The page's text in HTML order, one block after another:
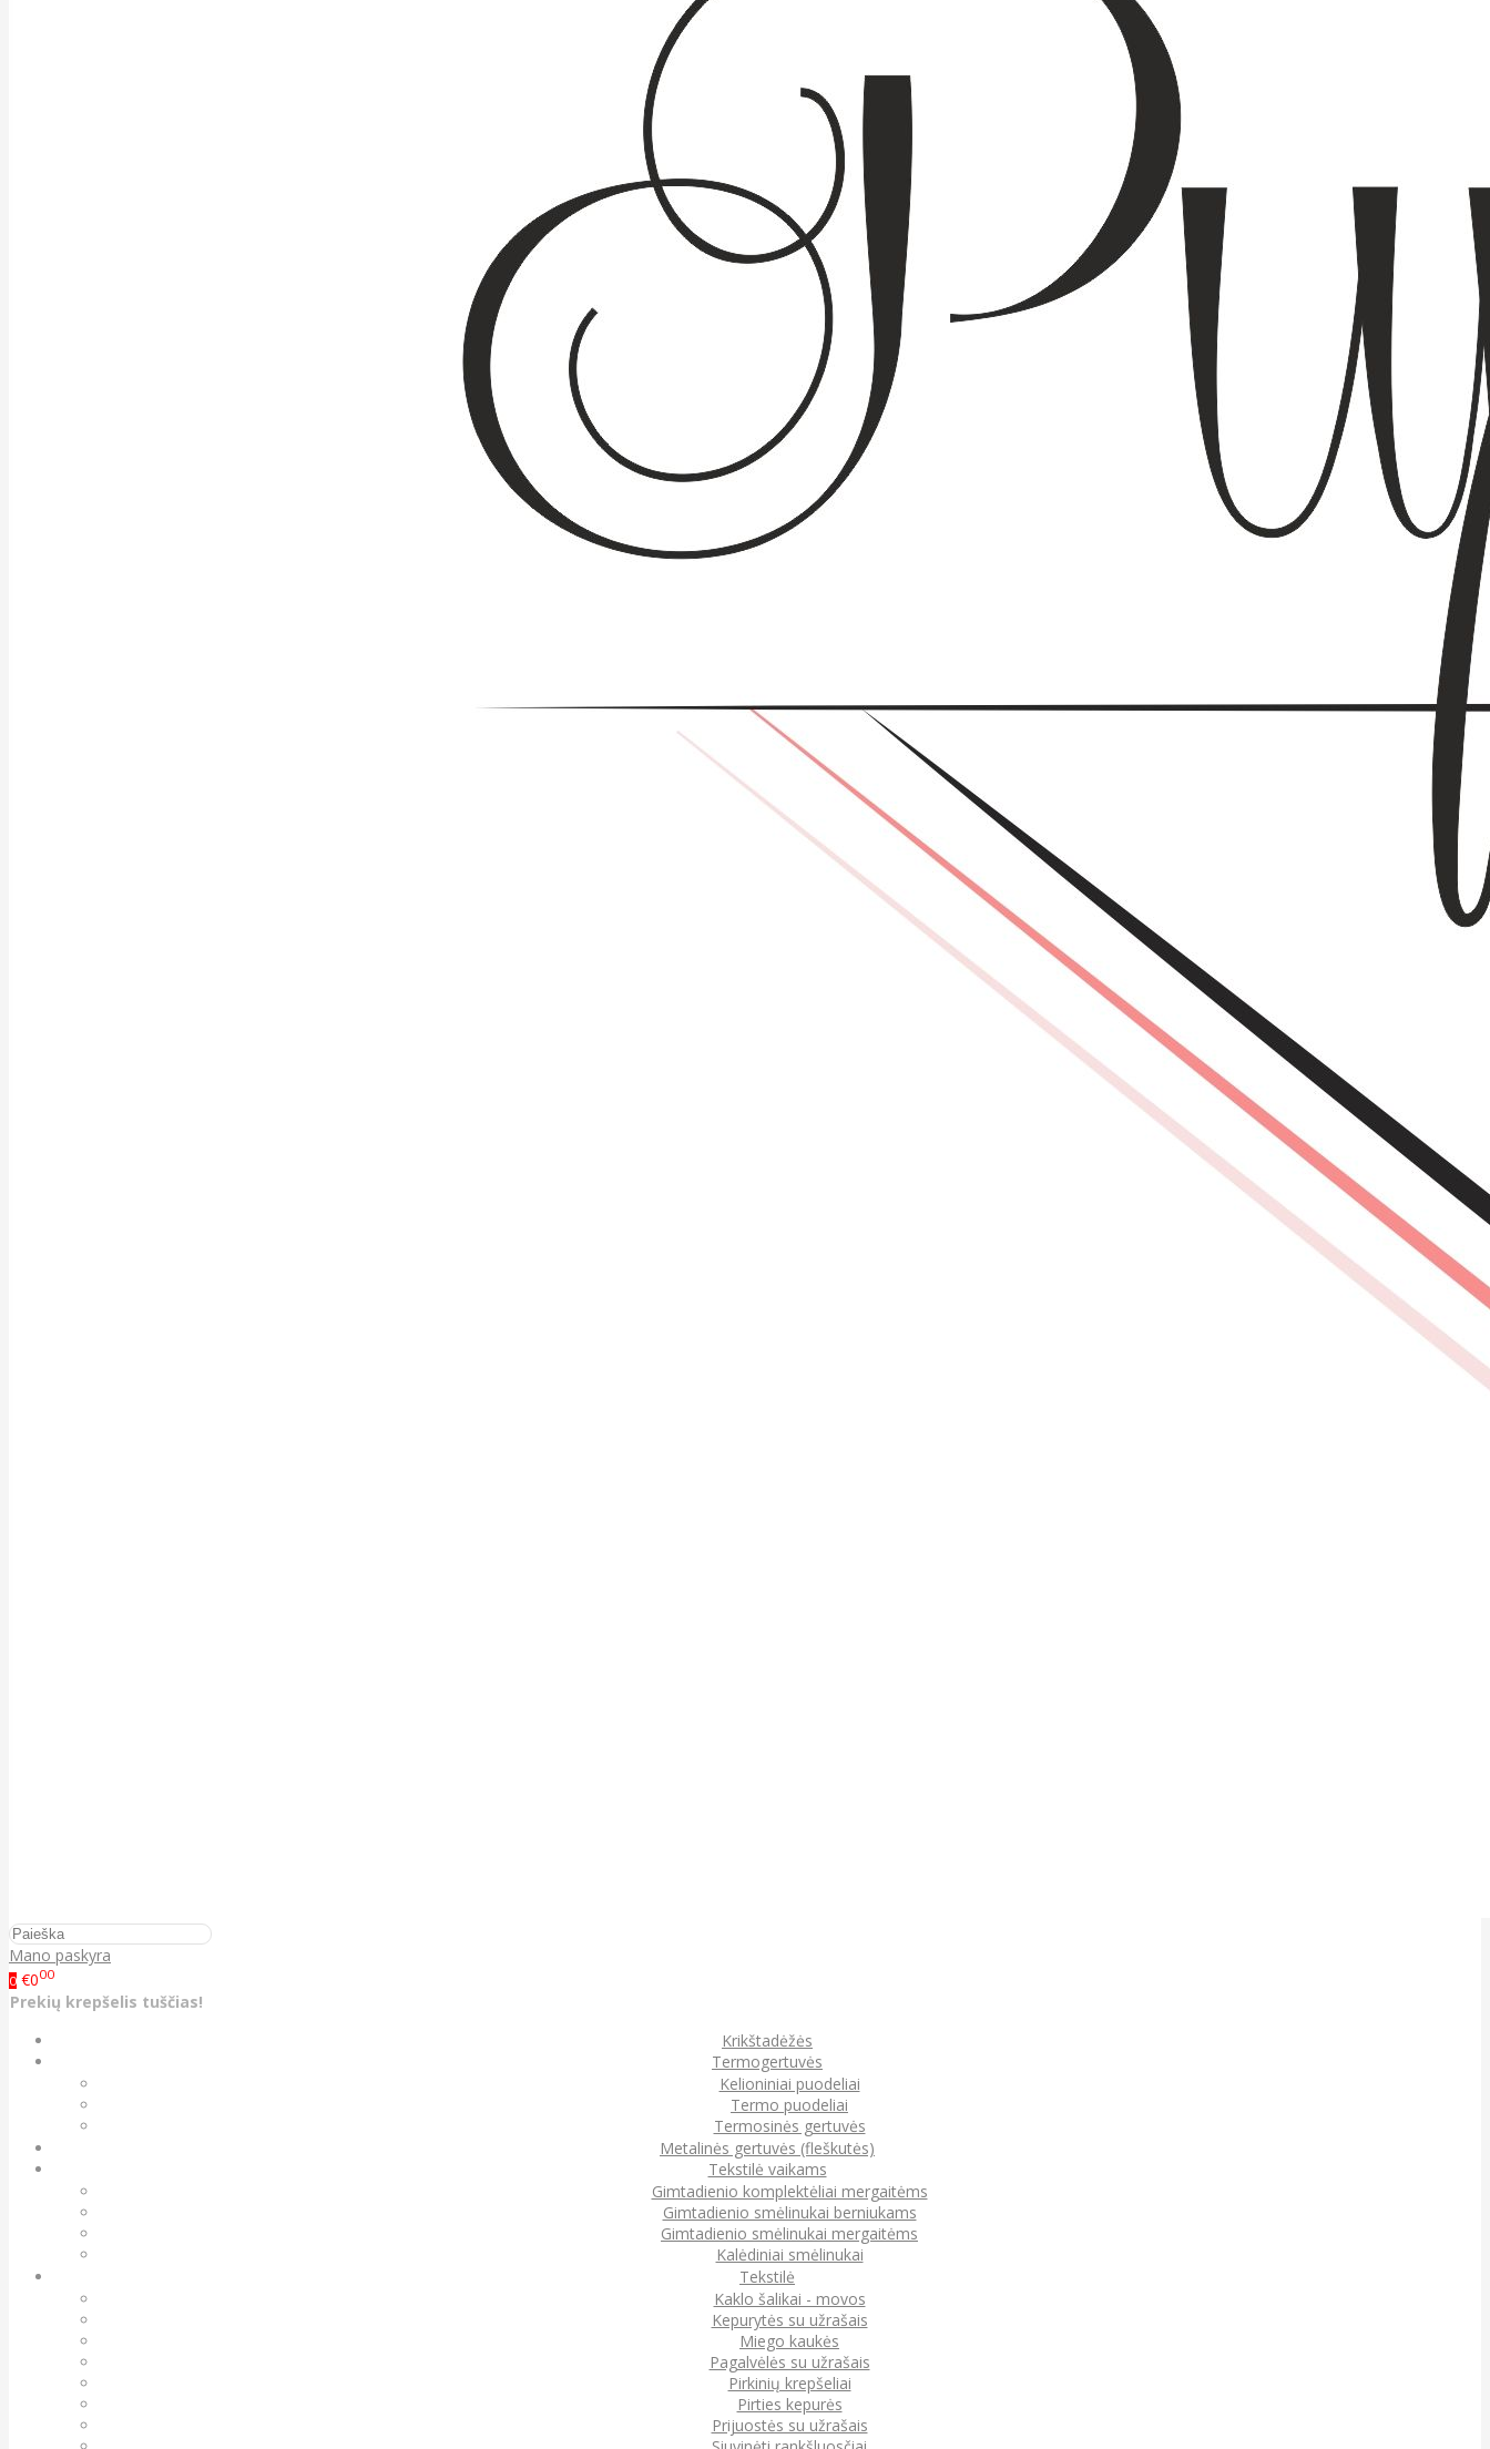
Mano paskyra
0 €000
Prekių krepšelis tuščias!
Krikštadėžės
Termogertuvės
Kelioniniai puodeliai
Termo puodeliai
Termosinės gertuvės
Metalinės gertuvės (fleškutės)
Tekstilė vaikams
Gimtadienio komplektėliai mergaitėms
Gimtadienio smėlinukai berniukams
Gimtadienio smėlinukai mergaitėms
Kalėdiniai smėlinukai
Tekstilė
Kaklo šalikai - movos
Kepurytės su užrašais
Miego kaukės
Pagalvėlės su užrašais
Pirkinių krepšeliai
Pirties kepurės
Prijuostės su užrašais